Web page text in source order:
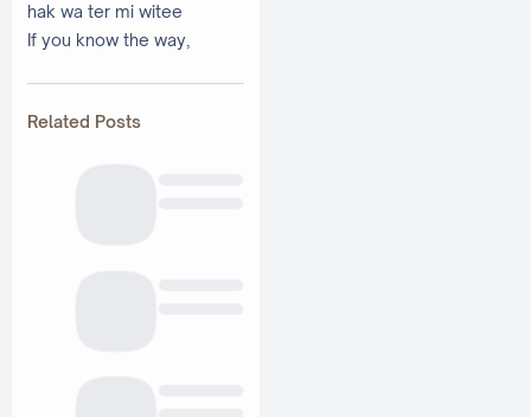
hak wa ter mi witee
If you know the way,
Related Posts